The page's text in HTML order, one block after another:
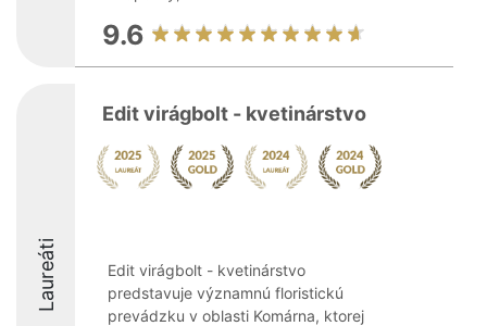
9.6
Laureáti
Edit virágbolt - kvetinárstvo
Edit virágbolt - kvetinárstvo
predstavuje významnú floristickú
prevádzku v oblasti Komárna, ktorej